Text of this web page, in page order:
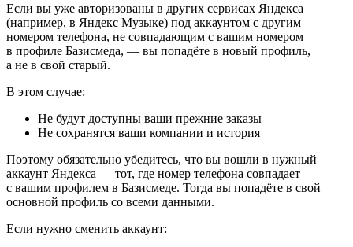
Если вы уже авторизованы в других сервисах Яндекса
(например, в Яндекс Музыке) под аккаунтом с другим
номером телефона, не совпадающим с вашим номером
в профиле Базисмеда, — вы попадёте в новый профиль,
а не в свой старый.
В этом случае:
Не будут доступны ваши прежние заказы
Не сохранятся ваши компании и история
Поэтому обязательно убедитесь, что вы вошли в нужный
аккаунт Яндекса — тот, где номер телефона совпадает
с вашим профилем в Базисмеде. Тогда вы попадёте в свой
основной профиль со всеми данными.
Если нужно сменить аккаунт: